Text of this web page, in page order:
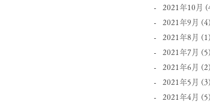
2021年10月
2021年9月 (4)
2021年8月 (1)
2021年7月 (5)
2021年6月 (2)
2021年5月 (3)
2021年4月 (5)